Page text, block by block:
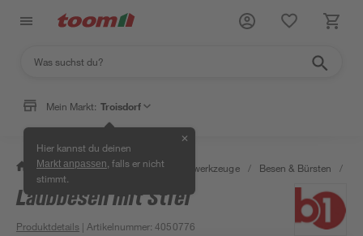
Mein Markt: Troisdorf
Hier kannst du deinen
Markt anpassen , falls er nicht
stimmt.
✕
/ Garten & Freizeit / Gartenhandwerkzeuge / Besen & Bürsten /
Laubbesen mit Stiel
Produktdetails | Artikelnummer:4050776